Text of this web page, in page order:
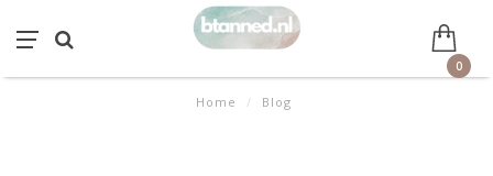
0
Home / Blog